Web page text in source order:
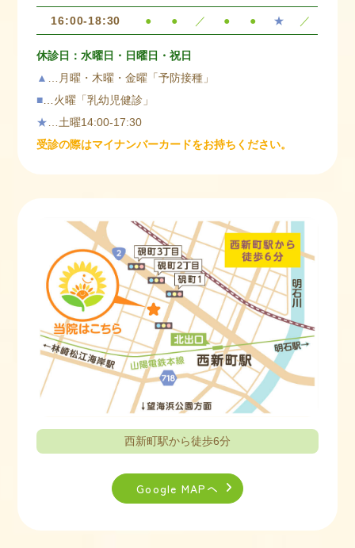
7月1日より明石市のこども医療受給者証が変わり
すでにご自宅に郵送されていると思いますので、
ご確認いただき新しい受給者証をお持ちくださ
い。
旧：黄緑色→ 新：
す。
2025.07.04 お知らせ
四種混合ワクチンについて
四種混合ワクチン販売終了に伴い、四種混合の受
付は終了いたしました。
四種混合の追加接種が完了していない場合は、五
種混合ワクチンでの代替接種になります。
ご希望の方はお電話でご予約ください。
2025.04.01 お知らせ
当院で1か月児健診をご希望の場合
当院では1か月児健診を行っております。
16:00-18:30 ● ● ／ ● ● ★ ／
休診日：水曜日・日曜日・祝日
▲
…月曜・木曜・金曜「予防接種」
■ …火曜「乳幼児健診」
★ …土曜14:00-17:30
受診の際はマイナンバーカードをお持ちください。
西新町駅から徒歩6分
Google MAPへ